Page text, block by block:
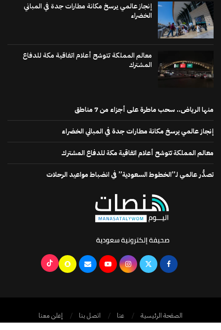
إنجاز عالمي يرسخ مكانة مطارات جدة في المباني
الخضراء
معالم المملكة تتوشح أعلام اتفاقية مكة للدفاع
المشترك
منها الرياض.. سحب ماطرة على أجزاء من 7 مناطق
إنجاز عالمي يرسخ مكانة مطارات جدة في المباني الخضراء
معالم المملكة تتوشح أعلام اتفاقية مكة للدفاع المشترك
تصدُّر عالمي لـ”الخطوط السعودية” في انضباط مواعيد الرحلات
الصفحة الرئيسية عنا اتصل بنا إعلن معنا